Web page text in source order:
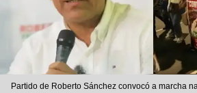
Partido de Roberto Sánchez convocó a marcha